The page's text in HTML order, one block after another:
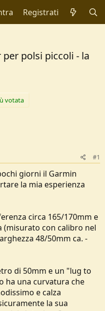
Registrati
polsi piccoli - la
votata
#1
giorni il Garmin
la mia esperienza
circa 165/170mm e
con calibro nel
48/50mm ca. -
di 50mm e un "lug to
ha una curvatura che
e calza
la sua